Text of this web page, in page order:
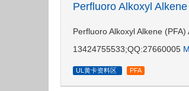
Perfluoro Alkoxyl
Perfluoro Alkoxyl Alkene
13424755533;QQ:27660005
UL黄卡资料区 PFA